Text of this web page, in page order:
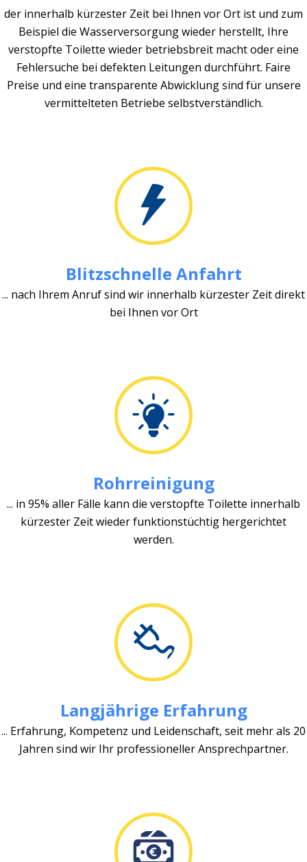
der innerhalb kürzester Zeit bei Ihnen vor Ort ist und zum
Beispiel die Wasserversorgung wieder herstellt, Ihre
verstopfte Toilette wieder betriebsbreit macht oder eine
Fehlersuche bei defekten Leitungen durchführt. Faire
Preise und eine transparente Abwicklung sind für unsere
vermittelteten Betriebe selbstverständlich.
Blitzschnelle Anfahrt
... nach Ihrem Anruf sind wir innerhalb kürzester Zeit direkt
bei Ihnen vor Ort
Rohrreinigung
... in 95% aller Fälle kann die verstopfte Toilette innerhalb
kürzester Zeit wieder funktionstüchtig hergerichtet
werden.
Langjährige Erfahrung
... Erfahrung, Kompetenz und Leidenschaft, seit mehr als 20
Jahren sind wir Ihr professioneller Ansprechpartner.